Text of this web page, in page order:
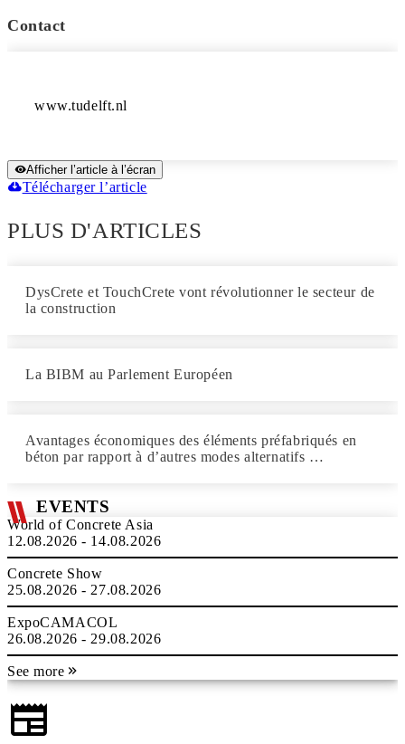
Contact
www.tudelft.nl
Afficher l’article à l’écran
Télécharger l’article
PLUS D'ARTICLES
DysCrete et TouchCrete vont révolutionner le secteur de
la construction
La BIBM au Parlement Européen
Avantages économiques des éléments préfabriqués en
béton par rapport à d’autres modes alternatifs …
EVENTS
World of Concrete Asia
12.08.2026 - 14.08.2026
Concrete Show
25.08.2026 - 27.08.2026
ExpoCAMACOL
26.08.2026 - 29.08.2026
See more